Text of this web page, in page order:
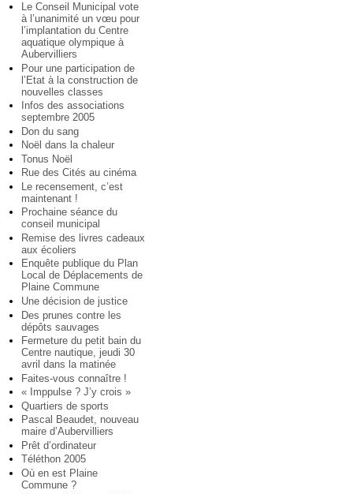
Le Conseil Municipal vote
à l’unanimité un vœu pour
l’implantation du Centre
aquatique olympique à
Aubervilliers
Pour une participation de
l’Etat à la construction de
nouvelles classes
Infos des associations
septembre 2005
Don du sang
Noël dans la chaleur
Tonus Noël
Rue des Cités au cinéma
Le recensement, c’est
maintenant !
Prochaine séance du
conseil municipal
Remise des livres cadeaux
aux écoliers
Enquête publique du Plan
Local de Déplacements de
Plaine Commune
Une décision de justice
Des prunes contre les
dépôts sauvages
Fermeture du petit bain du
Centre nautique, jeudi 30
avril dans la matinée
Faites-vous connaître !
« Imppulse ? J’y crois »
Quartiers de sports
Pascal Beaudet, nouveau
maire d’Aubervilliers
Prêt d’ordinateur
Téléthon 2005
Où en est Plaine
Commune ?